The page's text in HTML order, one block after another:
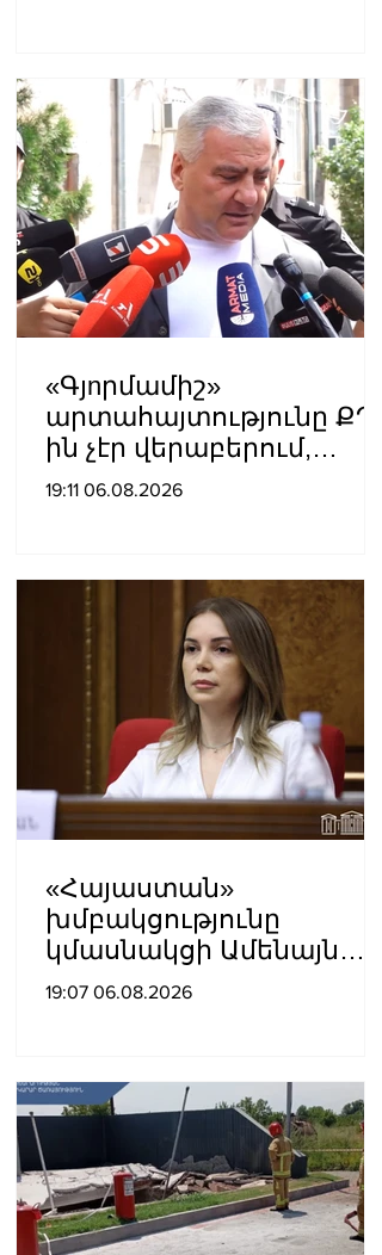
Մատվիենկո
«Գյnրմամիշ»
արտահայտությունը ՔՊ-
ին չէր վերաբերում,
ինձնից բիզնես
Կարապետյան
19:11 06.08.2026
«Հայաստան»
խմբակցությունը
կմասնակցի Ամենայն
Հայոց Կաթողիկոսի
19:07 06.08.2026